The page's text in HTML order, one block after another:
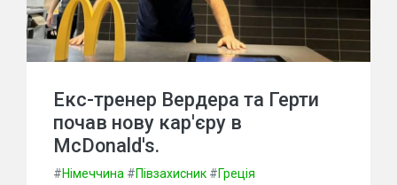
Екс-тренер Вердера та Герти
почав нову кар'єру в
McDonald's.
#Німеччина #Півзахисник #Греція